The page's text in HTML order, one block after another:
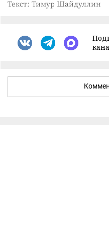
Текст: Тимур Шайдуллин